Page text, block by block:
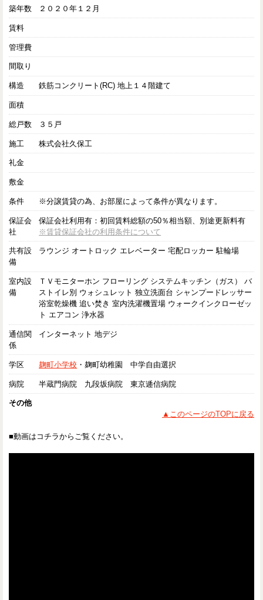
築年数 ２０２０年１２月
賃料
管理費
間取り
構造 鉄筋コンクリート(RC) 地上１４階建て
面積
総戸数 ３５戸
施工 株式会社久保工
礼金
敷金
条件 ※分譲賃貸の為、お部屋によって条件が異なります。
保証会
社
保証会社利用有：初回賃料総額の50％相当額、別途更新料有
※賃貸保証会社の利用条件について
共有設
備
ラウンジ オートロック エレベーター 宅配ロッカー 駐輪場
室内設
備
ＴＶモニターホン フローリング システムキッチン（ガス） バ
ストイレ別 ウォシュレット 独立洗面台 シャンプードレッサー
浴室乾燥機 追い焚き 室内洗濯機置場 ウォークインクローゼッ
ト エアコン 浄水器
通信関
係
インターネット 地デジ
学区 麹町小学校 ・麹町幼稚園 中学自由選択
病院 半蔵門病院 九段坂病院 東京逓信病院
その他
▲このページのTOPに戻る
■動画はコチラからご覧ください。